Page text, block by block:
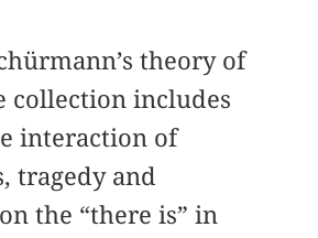
theory of
collection includes
interaction of
tragedy and
the “there is” in